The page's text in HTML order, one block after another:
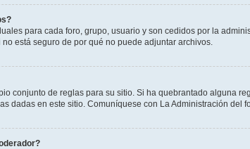
para cada foro, grupo, usuario y son cedidos por la
está seguro de por qué no puede adjuntar archivos.
conjunto de reglas para su sitio. Si ha quebrantado alguna
dadas en este sitio. Comuníquese con La Administración del